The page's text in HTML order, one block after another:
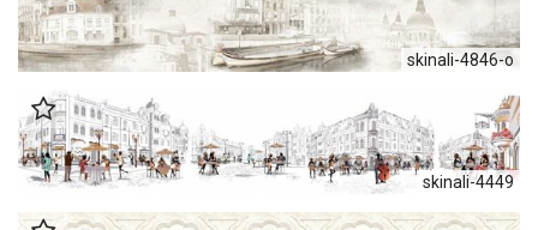
skinali-4846-o
skinali-4449